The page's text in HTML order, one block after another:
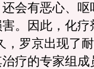
会有恶心、
。因此，化
，罗京出现了
疗的专家组